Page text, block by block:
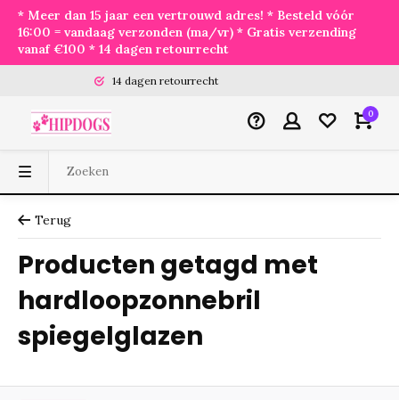
* Meer dan 15 jaar een vertrouwd adres! * Besteld vóór
16:00 = vandaag verzonden (ma/vr) * Gratis verzending
vanaf €100 * 14 dagen retourrecht
14 dagen retourrecht
0
Terug
Producten getagd met
hardloopzonnebril
spiegelglazen